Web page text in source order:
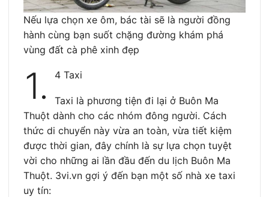
Nếu lựa chọn xe ôm, bác tài sẽ là người đồng
hành cùng bạn suốt chặng đường khám phá
vùng đất cà phê xinh đẹp
1. 4 Taxi
Taxi là phương tiện đi lại ở Buôn Ma
Thuột dành cho các nhóm đông người. Cách
thức di chuyển này vừa an toàn, vừa tiết kiệm
được thời gian, đây chính là sự lựa chọn tuyệt
vời cho những ai lần đầu đến du lịch Buôn Ma
Thuột. 3vi.vn gợi ý đến bạn một số nhà xe taxi
uy tín: